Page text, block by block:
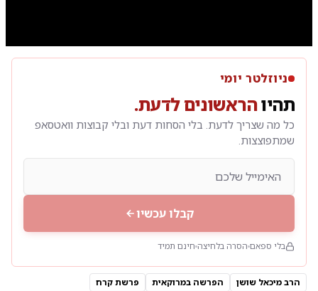
ניוזלטר יומי
תהיוהראשונים לדעת.
כל מה שצריך לדעת. בלי הסחות דעת ובלי קבוצות וואטסאפ
שמתפוצצות.
קבלו עכשיו
בלי ספאם הסרה בלחיצה חינם תמיד
הרב מיכאל שושן הפרשה במרוקאית פרשת קרח